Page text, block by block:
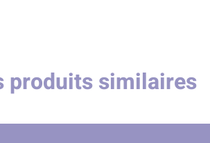
produits similaires